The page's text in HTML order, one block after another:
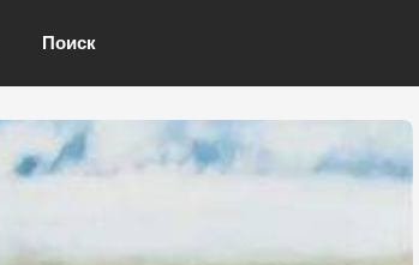
Поиск